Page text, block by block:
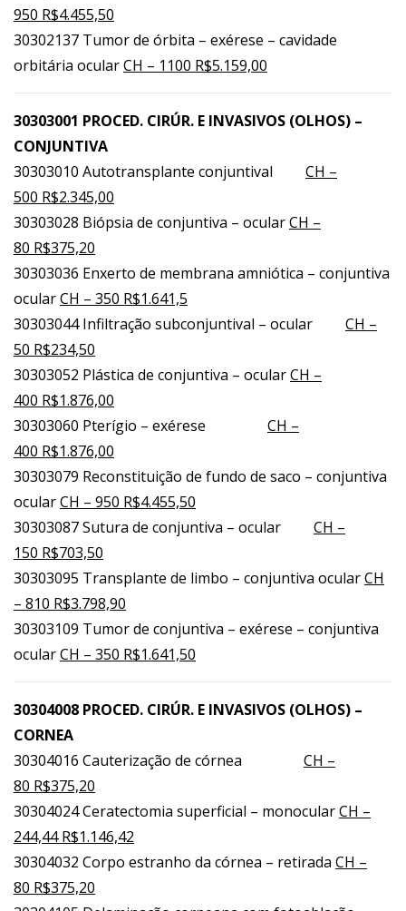
950 R$4.455,50
30302137 Tumor de órbita – exérese – cavidade
orbitária ocularCH – 1100 R$5.159,00
30303001 PROCED. CIRÚR. E INVASIVOS (OLHOS) –
CONJUNTIVA
30303010 Autotransplante conjuntival CH –
500 R$2.345,00
30303028 Biópsia de conjuntiva – ocularCH –
80 R$375,20
30303036 Enxerto de membrana amniótica – conjuntiva
ocularCH – 350 R$1.641,5
30303044 Infiltração subconjuntival – ocular CH –
50 R$234,50
30303052 Plástica de conjuntiva – ocularCH –
400 R$1.876,00
30303060 Pterígio – exérese CH –
400 R$1.876,00
30303079 Reconstituição de fundo de saco – conjuntiva
ocularCH – 950 R$4.455,50
30303087 Sutura de conjuntiva – ocular CH –
150 R$703,50
30303095 Transplante de limbo – conjuntiva ocularCH
– 810 R$3.798,90
30303109 Tumor de conjuntiva – exérese – conjuntiva
ocularCH – 350 R$1.641,50
30304008 PROCED. CIRÚR. E INVASIVOS (OLHOS) –
CORNEA
30304016 Cauterização de córnea CH –
80 R$375,20
30304024 Ceratectomia superficial – monocularCH –
244,44 R$1.146,42
30304032 Corpo estranho da córnea – retirada CH –
80 R$375,20